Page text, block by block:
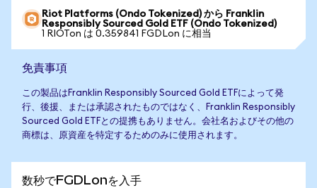
Riot Platforms (Ondo Tokenized) から Franklin
Responsibly Sourced Gold ETF (Ondo Tokenized)
1 RIOTon は 0.359841 FGDLon に相当
免責事項
この製品はFranklin Responsibly Sourced Gold ETFによって発
行、後援、または承認されたものではなく、Franklin Responsibly
Sourced Gold ETFとの提携もありません。会社名およびその他の
商標は、原資産を特定するためのみに使用されます。
数秒でFGDLonを入手